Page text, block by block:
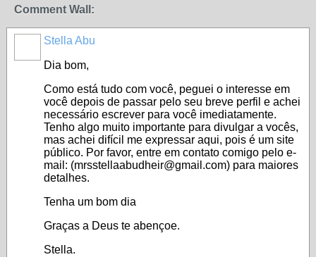
Comment Wall:
Stella Abu
Dia bom,
Como está tudo com você, peguei o interesse em
você depois de passar pelo seu breve perfil e achei
necessário escrever para você imediatamente.
Tenho algo muito importante para divulgar a vocês,
mas achei difícil me expressar aqui, pois é um site
público. Por favor, entre em contato comigo pelo e-
mail: (mrsstellaabudheir@gmail.com) para maiores
detalhes.
Tenha um bom dia
Graças a Deus te abençoe.
Stella.